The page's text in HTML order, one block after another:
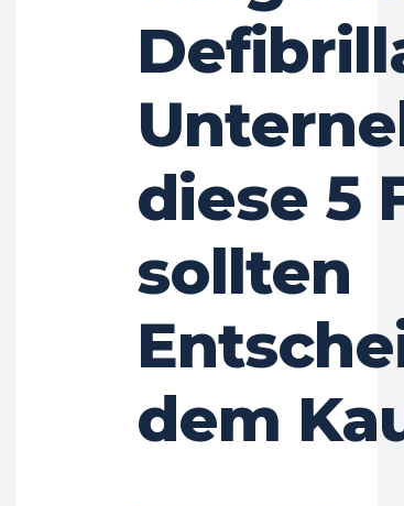
diese 5
sollten
dem